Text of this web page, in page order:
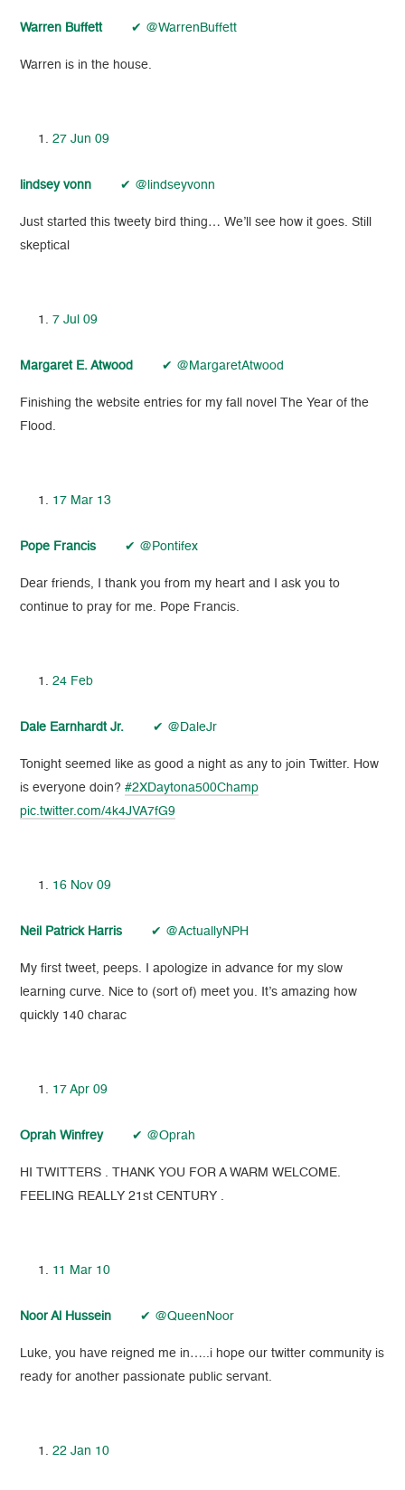
Warren Buffett✔ @WarrenBuffett
Warren is in the house.
27 Jun 09
lindsey vonn ✔ @lindseyvonn
Just started this tweety bird thing… We’ll see how it goes. Still
skeptical
7 Jul 09
Margaret E. Atwood ✔ @MargaretAtwood
Finishing the website entries for my fall novel The Year of the
Flood.
17 Mar 13
Pope Francis ✔ @Pontifex
Dear friends, I thank you from my heart and I ask you to
continue to pray for me. Pope Francis.
24 Feb
Dale Earnhardt Jr. ✔ @DaleJr
Tonight seemed like as good a night as any to join Twitter. How
is everyone doin?#2XDaytona500Champ
pic.twitter.com/4k4JVA7fG9
16 Nov 09
Neil Patrick Harris ✔ @ActuallyNPH
My first tweet, peeps. I apologize in advance for my slow
learning curve. Nice to (sort of) meet you. It’s amazing how
quickly 140 charac
17 Apr 09
Oprah Winfrey✔ @Oprah
HI TWITTERS . THANK YOU FOR A WARM WELCOME.
FEELING REALLY 21st CENTURY .
11 Mar 10
Noor Al Hussein ✔ @QueenNoor
Luke, you have reigned me in…..i hope our twitter community is
ready for another passionate public servant.
22 Jan 10